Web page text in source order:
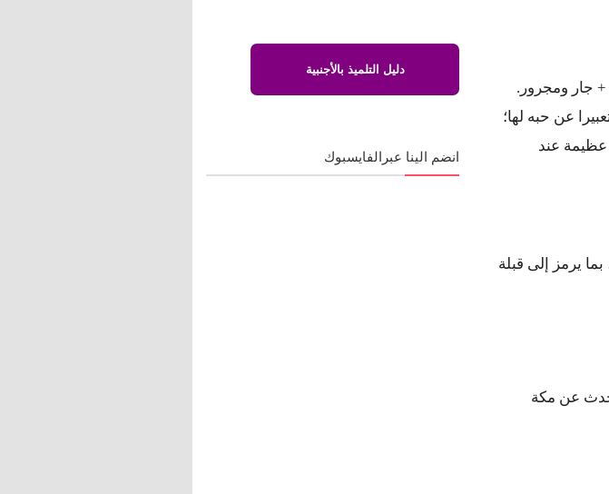
+ جار ومجرور.
عن حبه لها؛
عظيمة عند
يرمز إلى قبلة
عن مكة
دليل التلميذ بالأجنبية
انضم الينا عبرالفايسبوك